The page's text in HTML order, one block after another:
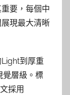
要，每個中
現最大清晰
到厚重
覺層級。標
採用